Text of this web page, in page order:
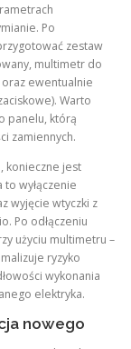
Po
zestaw
multimetr do
ewentualnie
Warto
panelu, którą
zamiennych.
konieczne jest
to wyłączenie
wyjęcie wtyczki z
Po odłączeniu
użyciu multimetru –
ryzyko
wykonania
elektryka.
nowego